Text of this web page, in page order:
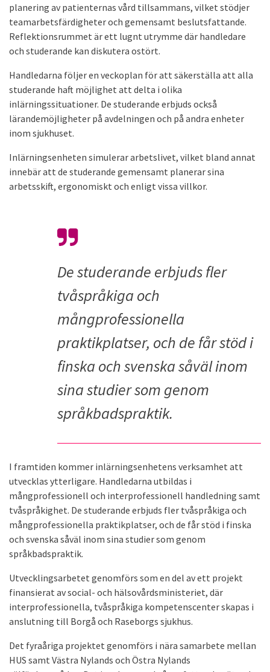
planering av patienternas vård tillsammans, vilket stödjer
teamarbetsfärdigheter och gemensamt beslutsfattande.
Reflektionsrummet är ett lugnt utrymme där handledare
och studerande kan diskutera ostört.
Handledarna följer en veckoplan för att säkerställa att alla
studerande haft möjlighet att delta i olika
inlärningssituationer. De studerande erbjuds också
lärandemöjligheter på avdelningen och på andra enheter
inom sjukhuset.
Inlärningsenheten simulerar arbetslivet, vilket bland annat
innebär att de studerande gemensamt planerar sina
arbetsskift, ergonomiskt och enligt vissa villkor.
De studerande erbjuds fler
tvåspråkiga och
mångprofessionella
praktikplatser, och de får stöd i
finska och svenska såväl inom
sina studier som genom
språkbadspraktik.
I framtiden kommer inlärningsenhetens verksamhet att
utvecklas ytterligare. Handledarna utbildas i
mångprofessionell och interprofessionell handledning samt
tvåspråkighet. De studerande erbjuds fler tvåspråkiga och
mångprofessionella praktikplatser, och de får stöd i finska
och svenska såväl inom sina studier som genom
språkbadspraktik.
Utvecklingsarbetet genomförs som en del av ett projekt
finansierat av social- och hälsovårdsministeriet, där
interprofessionella, tvåspråkiga kompetenscenter skapas i
anslutning till Borgå och Raseborgs sjukhus.
Det fyraåriga projektet genomförs i nära samarbete mellan
HUS samt Västra Nylands och Östra Nylands